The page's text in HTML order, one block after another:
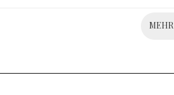
MEHR